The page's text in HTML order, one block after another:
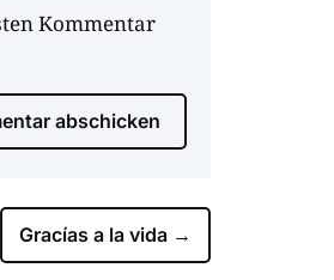
Kommentar
abschicken
Gracías a la vida →